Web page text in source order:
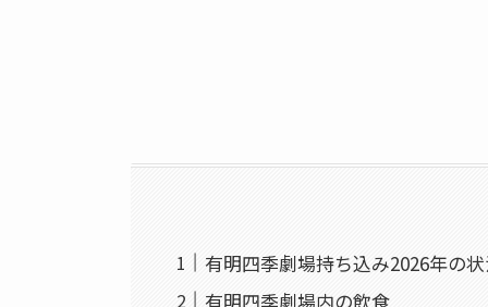
有明四季劇場持ち込み2026年の
有明四季劇場内の飲食